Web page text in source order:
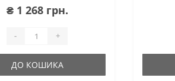
₴ 1 268 грн.
- +
ДО КОШИКА